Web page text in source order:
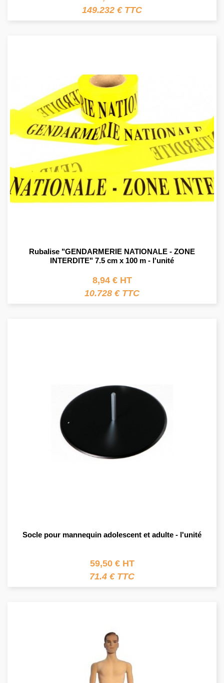
149.232 € TTC
Rubalise "GENDARMERIE NATIONALE - ZONE
INTERDITE" 7.5 cm x 100 m - l'unité
8,94 € HT
10.728 € TTC
Socle pour mannequin adolescent et adulte - l'unité
59,50 € HT
71.4 € TTC